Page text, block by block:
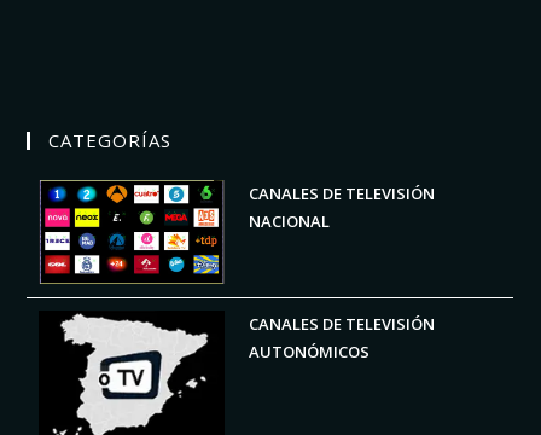
CATEGORÍAS
CANALES DE TELEVISIÓN
NACIONAL
CANALES DE TELEVISIÓN
AUTONÓMICOS